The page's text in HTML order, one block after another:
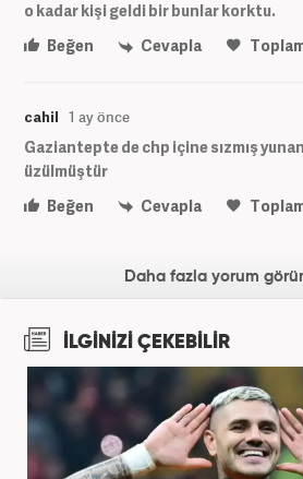
o kadar kişi geldi bir bunlar korktu.
Beğen
Cevapla
cahil 1 ay önce
Gaziantepte de chp içine sızmış
üzülmüştür
Beğen
Cevapla
Daha fazla yorum
İLGİNİZİ ÇEKEBİLİR